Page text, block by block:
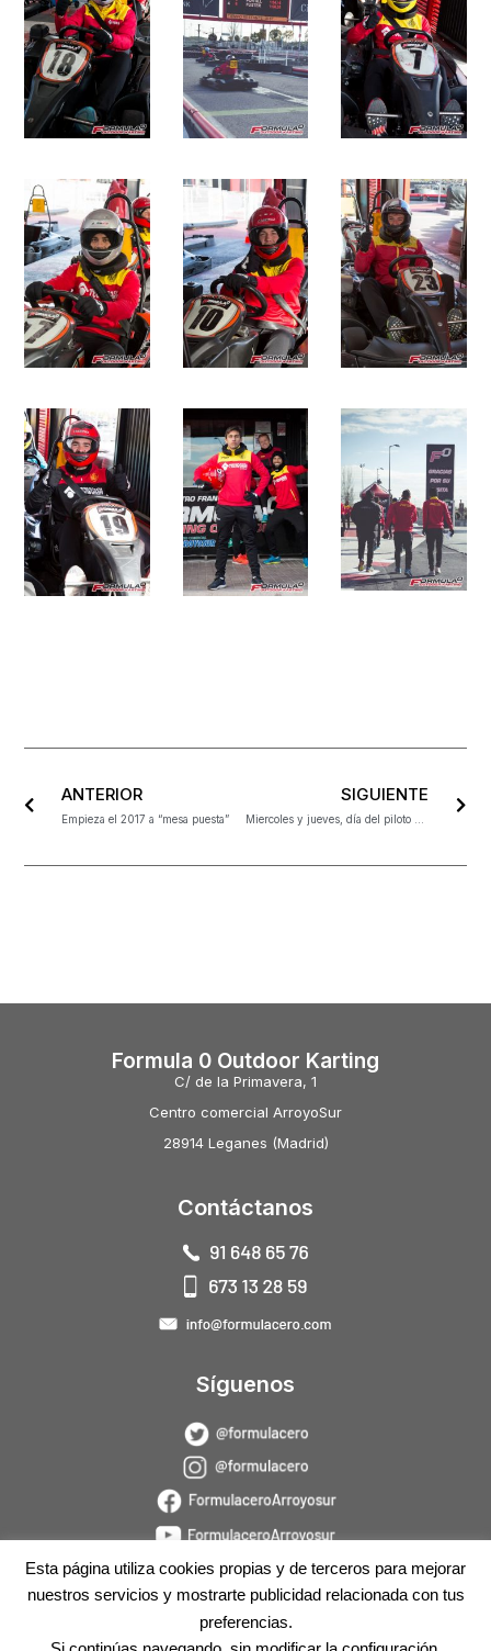
ANTERIOR
Empieza el 2017 a “mesa puesta”
SIGUIENTE
Formula 0 Outdoor Karting
C/ de la Primavera, 1
Centro comercial ArroyoSur
28914 Leganes (Madrid)
Contáctanos
Síguenos
Esta página utiliza cookies propias y de terceros para mejorar
nuestros servicios y mostrarte publicidad relacionada con tus
preferencias.